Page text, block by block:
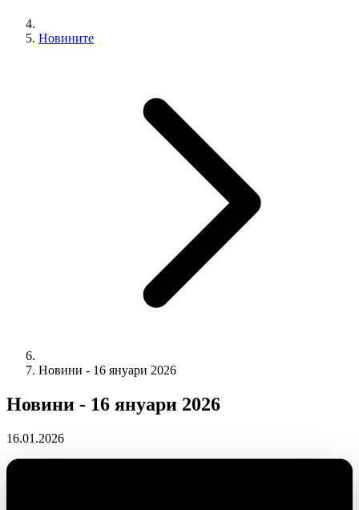
Новините
Новини - 16 януари 2026
Новини - 16 януари 2026
16.01.2026